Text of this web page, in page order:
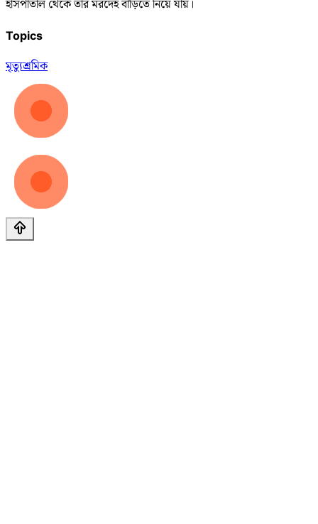
হাসপাতাল থেকে তার মরদেহ বাড়িতে নিয়ে যায়।
Topics
মৃত্যুশ্রমিক